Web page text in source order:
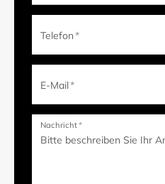
Telefon*
E-Mail*
Nachricht*